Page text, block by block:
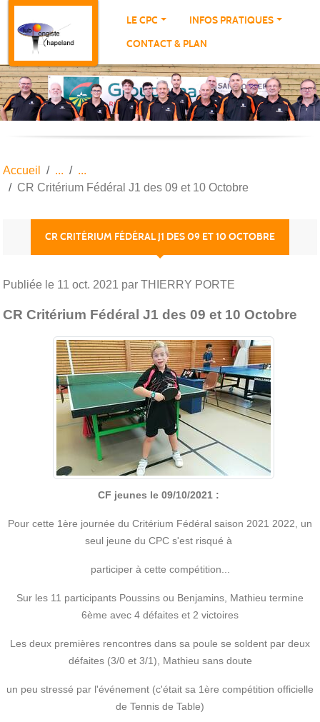
LE CPC
INFOS PRATIQUES
CONTACT & PLAN
Accueil
CR Critérium Fédéral J1 des 09 et 10 Octobre
CR CRITÉRIUM FÉDÉRAL J1 DES 09 ET 10 OCTOBRE
Publiée le 11 oct. 2021 par THIERRY PORTE
CR Critérium Fédéral J1 des 09 et 10 Octobre
CF jeunes le 09/10/2021 :
Pour cette 1ère journée du Critérium Fédéral saison 2021 2022, un
seul jeune du CPC s'est risqué à
participer à cette compétition...
Sur les 11 participants Poussins ou Benjamins, Mathieu termine
6ème avec 4 défaites et 2 victoires
Les deux premières rencontres dans sa poule se soldent par deux
défaites (3/0 et 3/1), Mathieu sans doute
un peu stressé par l'événement (c'était sa 1ère compétition officielle
de Tennis de Table)
Panneau de gestion des cookies